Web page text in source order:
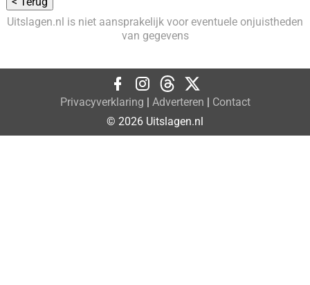
Uitslagen.nl is niet aansprakelijk voor eventuele onjuistheden
van gegevens
Privacyverklaring | Adverteren | Contact
© 2026 Uitslagen.nl